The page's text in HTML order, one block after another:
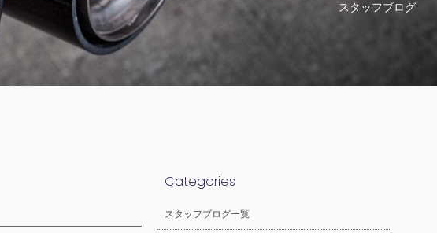
スタッフブログ
Categories
スタッフブログ一覧